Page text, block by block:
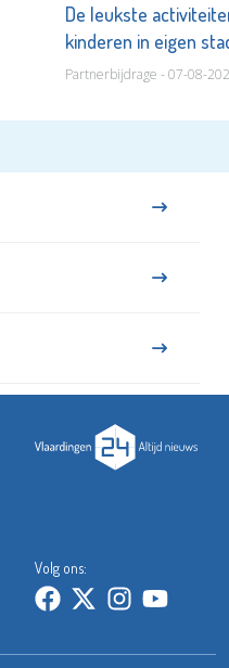
De leukste
kinderen in eigen
Partnerbijdrage - 07-08-
Volg ons: